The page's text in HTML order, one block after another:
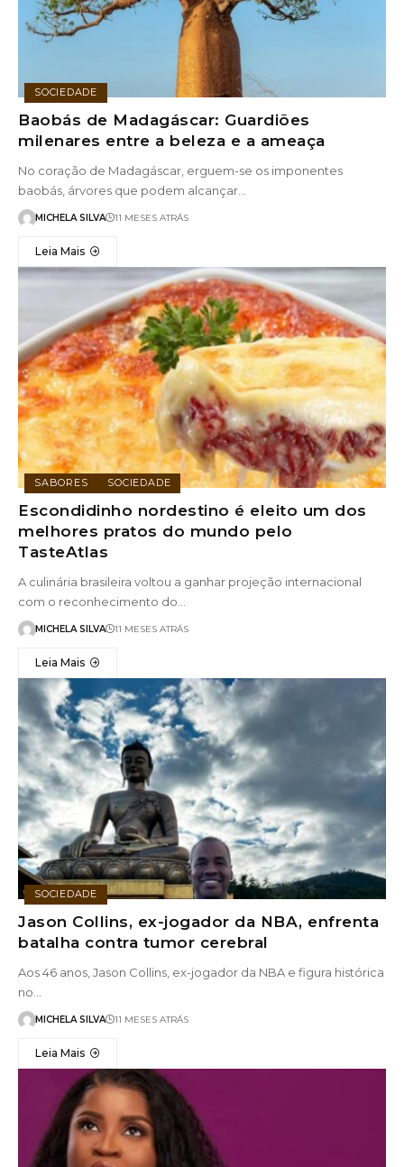
SOCIEDADE
Baobás de Madagáscar: Guardiões
milenares entre a beleza e a ameaça
No coração de Madagáscar, erguem-se os imponentes
baobás, árvores que podem alcançar…
MICHELA SILVA 11 MESES ATRÁS
Leia Mais
SABORES SOCIEDADE
Escondidinho nordestino é eleito um dos
melhores pratos do mundo pelo
TasteAtlas
A culinária brasileira voltou a ganhar projeção internacional
com o reconhecimento do…
MICHELA SILVA 11 MESES ATRÁS
Leia Mais
SOCIEDADE
Jason Collins, ex-jogador da NBA, enfrenta
batalha contra tumor cerebral
Aos 46 anos, Jason Collins, ex-jogador da NBA e figura histórica
no…
MICHELA SILVA 11 MESES ATRÁS
Leia Mais